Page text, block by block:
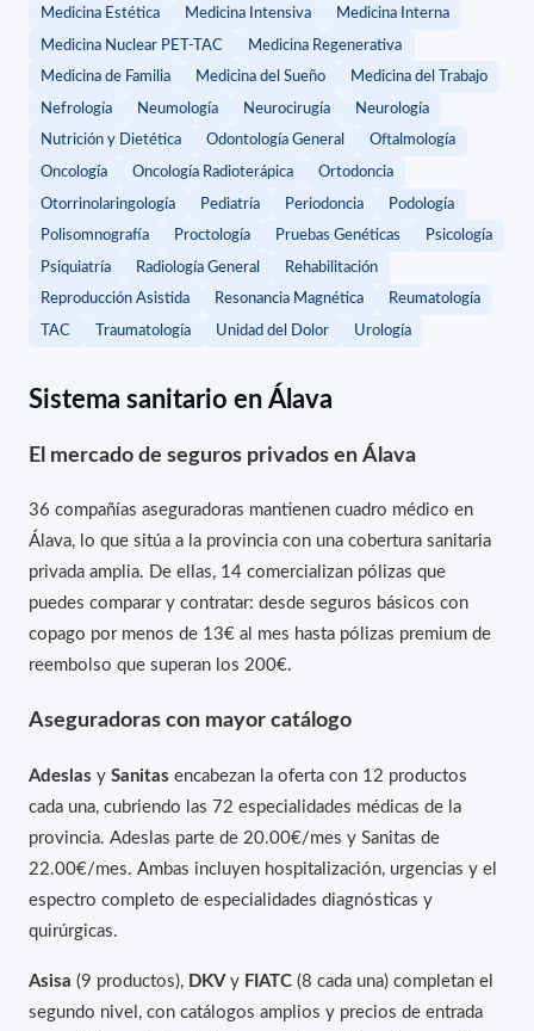
Medicina Estética Medicina Intensiva Medicina Interna
Medicina Nuclear PET-TAC Medicina Regenerativa
Medicina de Familia Medicina del Sueño Medicina del Trabajo
Nefrología Neumología Neurocirugía Neurología
Nutrición y Dietética Odontología General Oftalmología
Oncología Oncología Radioterápica Ortodoncia
Otorrinolaringología Pediatría Periodoncia Podología
Polisomnografía Proctología Pruebas Genéticas Psicología
Psiquiatría Radiología General Rehabilitación
Reproducción Asistida Resonancia Magnética Reumatología
TAC Traumatología Unidad del Dolor Urología
Sistema sanitario en Álava
El mercado de seguros privados en Álava
36 compañías aseguradoras mantienen cuadro médico en
Álava, lo que sitúa a la provincia con una cobertura sanitaria
privada amplia. De ellas, 14 comercializan pólizas que
puedes comparar y contratar: desde seguros básicos con
copago por menos de 13€ al mes hasta pólizas premium de
reembolso que superan los 200€.
Aseguradoras con mayor catálogo
Adeslas y Sanitas encabezan la oferta con 12 productos
cada una, cubriendo las 72 especialidades médicas de la
provincia. Adeslas parte de 20.00€/mes y Sanitas de
22.00€/mes. Ambas incluyen hospitalización, urgencias y el
espectro completo de especialidades diagnósticas y
quirúrgicas.
Asisa (9 productos), DKVy FIATC (8 cada una) completan el
segundo nivel, con catálogos amplios y precios de entrada